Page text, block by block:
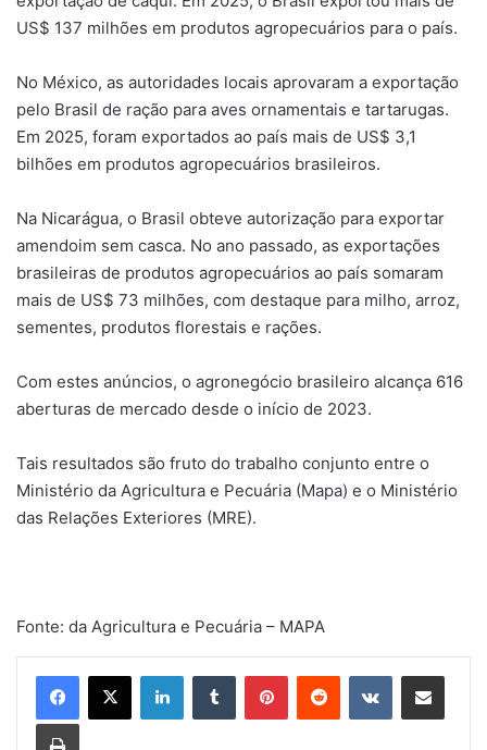
US$ 137 milhões em produtos agropecuários para o país.
No México, as autoridades locais aprovaram a exportação
pelo Brasil de ração para aves ornamentais e tartarugas.
Em 2025, foram exportados ao país mais de US$ 3,1
bilhões em produtos agropecuários brasileiros.
Na Nicarágua, o Brasil obteve autorização para exportar
amendoim sem casca. No ano passado, as exportações
brasileiras de produtos agropecuários ao país somaram
mais de US$ 73 milhões, com destaque para milho, arroz,
sementes, produtos florestais e rações.
Com estes anúncios, o agronegócio brasileiro alcança 616
aberturas de mercado desde o início de 2023.
Tais resultados são fruto do trabalho conjunto entre o
Ministério da Agricultura e Pecuária (Mapa) e o Ministério
das Relações Exteriores (MRE).
Fonte: da Agricultura e Pecuária – MAPA
LinkedinTumblr PinterestReddit VK Compartilhar via e-mail
Imprimir